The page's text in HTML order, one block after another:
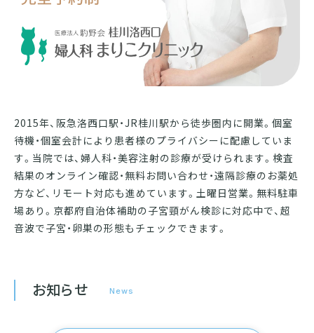
女性スタッフのみ、完全予約制
2015年、阪急洛西口駅・JR桂川駅から徒歩圏内に開業。個室
待機・個室会計により患者様のプライバシーに配慮していま
す。当院では、婦人科・美容注射の診療が受けられます。検査
結果のオンライン確認・無料お問い合わせ・遠隔診療のお薬処
方など、リモート対応も進めています。土曜日営業。無料駐車
場あり。京都府自治体補助の子宮頸がん検診に対応中で、超
音波で子宮・卵巣の形態もチェックできます。
お知らせ News